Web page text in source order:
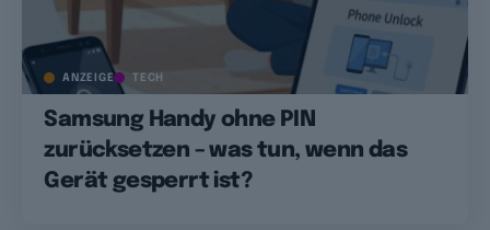
ANZEIGE TECH
Samsung Handy ohne PIN
zurücksetzen – was tun, wenn das
Gerät gesperrt ist?